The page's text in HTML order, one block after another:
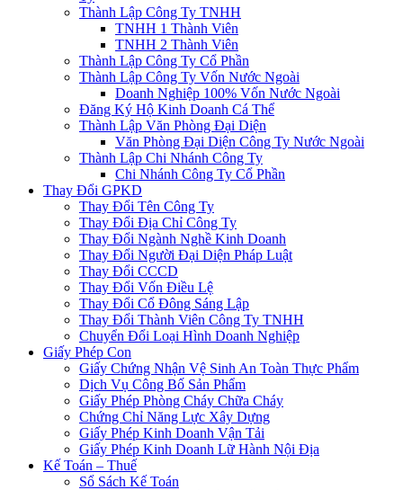
Thành Lập Công Ty TNHH
TNHH 1 Thành Viên
TNHH 2 Thành Viên
Thành Lập Công Ty Cổ Phần
Thành Lập Công Ty Vốn Nước Ngoài
Doanh Nghiệp 100% Vốn Nước Ngoài
Đăng Ký Hộ Kinh Doanh Cá Thể
Thành Lập Văn Phòng Đại Diện
Văn Phòng Đại Diện Công Ty Nước Ngoài
Thành Lập Chi Nhánh Công Ty
Chi Nhánh Công Ty Cổ Phần
Thay Đổi GPKD
Thay Đổi Tên Công Ty
Thay Đổi Địa Chỉ Công Ty
Thay Đổi Ngành Nghề Kinh Doanh
Thay Đổi Người Đại Diện Pháp Luật
Thay Đổi CCCD
Thay Đổi Vốn Điều Lệ
Thay Đổi Cổ Đông Sáng Lập
Thay Đổi Thành Viên Công Ty TNHH
Chuyển Đổi Loại Hình Doanh Nghiệp
Giấy Phép Con
Giấy Chứng Nhận Vệ Sinh An Toàn Thực Phẩm
Dịch Vụ Công Bố Sản Phẩm
Giấy Phép Phòng Cháy Chữa Cháy
Chứng Chỉ Năng Lực Xây Dựng
Giấy Phép Kinh Doanh Vận Tải
Giấy Phép Kinh Doanh Lữ Hành Nội Địa
Kế Toán – Thuế
Sổ Sách Kế Toán